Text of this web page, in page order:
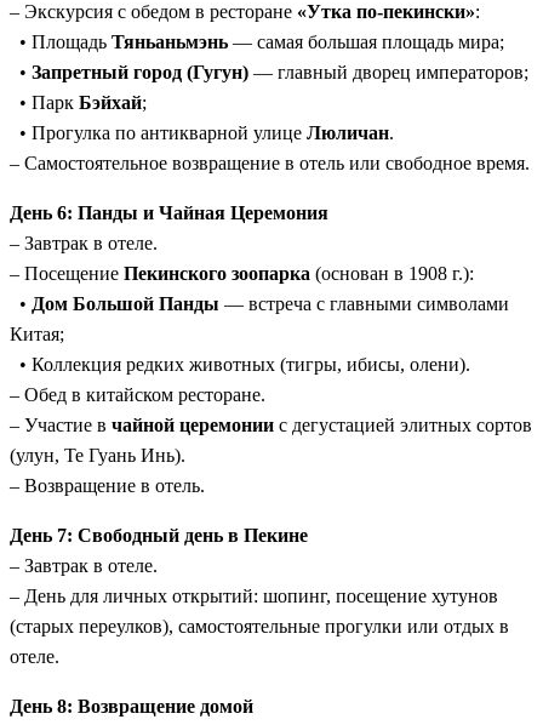
– Экскурсия с обедом в ресторане «Утка по-пекински»:
• Площадь Тяньаньмэнь — самая большая площадь мира;
• Запретный город (Гугун) — главный дворец императоров;
• Парк Бэйхай;
• Прогулка по антикварной улице Люличан.
– Самостоятельное возвращение в отель или свободное время.
День 6: Панды и Чайная Церемония
– Завтрак в отеле.
– Посещение Пекинского зоопарка (основан в 1908 г.):
• Дом Большой Панды — встреча с главными символами
Китая;
• Коллекция редких животных (тигры, ибисы, олени).
– Обед в китайском ресторане.
– Участие в чайной церемонии с дегустацией элитных сортов
(улун, Те Гуань Инь).
– Возвращение в отель.
День 7: Свободный день в Пекине
– Завтрак в отеле.
– День для личных открытий: шопинг, посещение хутунов
(старых переулков), самостоятельные прогулки или отдых в
отеле.
День 8: Возвращение домой